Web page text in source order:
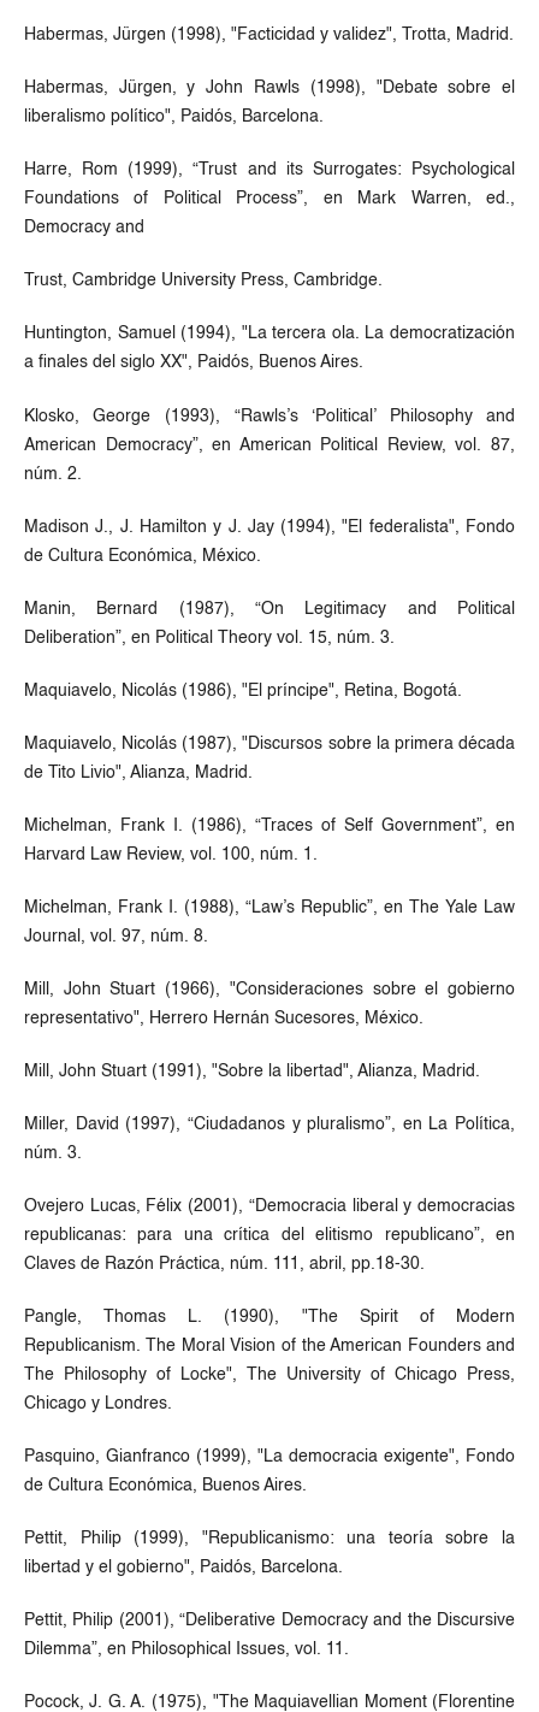
Habermas, Jürgen (1998), "Facticidad y validez", Trotta, Madrid.
Habermas, Jürgen, y John Rawls (1998), "Debate sobre el
liberalismo político", Paidós, Barcelona.
Harre, Rom (1999), “Trust and its Surrogates: Psychological
Foundations of Political Process”, en Mark Warren, ed.,
Democracy and
Trust, Cambridge University Press, Cambridge.
Huntington, Samuel (1994), "La tercera ola. La democratización
a finales del siglo XX", Paidós, Buenos Aires.
Klosko, George (1993), “Rawls’s ‘Political’ Philosophy and
American Democracy”, en American Political Review, vol. 87,
núm. 2.
Madison J., J. Hamilton y J. Jay (1994), "El federalista", Fondo
de Cultura Económica, México.
Manin, Bernard (1987), “On Legitimacy and Political
Deliberation”, en Political Theory vol. 15, núm. 3.
Maquiavelo, Nicolás (1986), "El príncipe", Retina, Bogotá.
Maquiavelo, Nicolás (1987), "Discursos sobre la primera década
de Tito Livio", Alianza, Madrid.
Michelman, Frank I. (1986), “Traces of Self Government”, en
Harvard Law Review, vol. 100, núm. 1.
Michelman, Frank I. (1988), “Law’s Republic”, en The Yale Law
Journal, vol. 97, núm. 8.
Mill, John Stuart (1966), "Consideraciones sobre el gobierno
representativo", Herrero Hernán Sucesores, México.
Mill, John Stuart (1991), "Sobre la libertad", Alianza, Madrid.
Miller, David (1997), “Ciudadanos y pluralismo”, en La Política,
núm. 3.
Ovejero Lucas, Félix (2001), “Democracia liberal y democracias
republicanas: para una crítica del elitismo republicano”, en
Claves de Razón Práctica, núm. 111, abril, pp.18-30.
Pangle, Thomas L. (1990), "The Spirit of Modern
Republicanism. The Moral Vision of the American Founders and
The Philosophy of Locke", The University of Chicago Press,
Chicago y Londres.
Pasquino, Gianfranco (1999), "La democracia exigente", Fondo
de Cultura Económica, Buenos Aires.
Pettit, Philip (1999), "Republicanismo: una teoría sobre la
libertad y el gobierno", Paidós, Barcelona.
Pettit, Philip (2001), “Deliberative Democracy and the Discursive
Dilemma”, en Philosophical Issues, vol. 11.
Pocock, J. G. A. (1975), "The Maquiavellian Moment (Florentine